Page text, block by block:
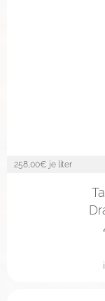
258,00€ je liter